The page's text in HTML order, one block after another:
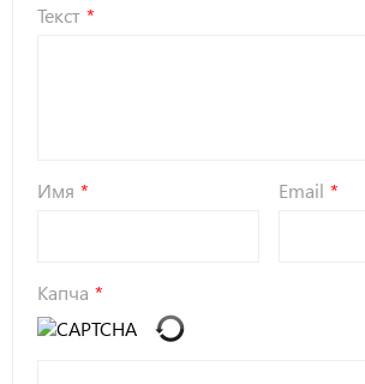
Текст
Имя Email
Капча